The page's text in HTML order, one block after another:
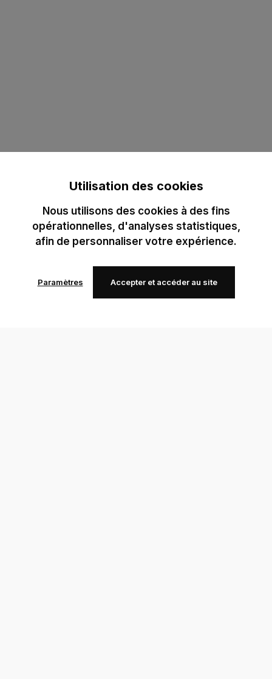
Utilisation des cookies
Nous utilisons des cookies à des fins
opérationnelles, d'analyses statistiques,
afin de personnaliser votre expérience.
Paramètres Accepter et accéder au site